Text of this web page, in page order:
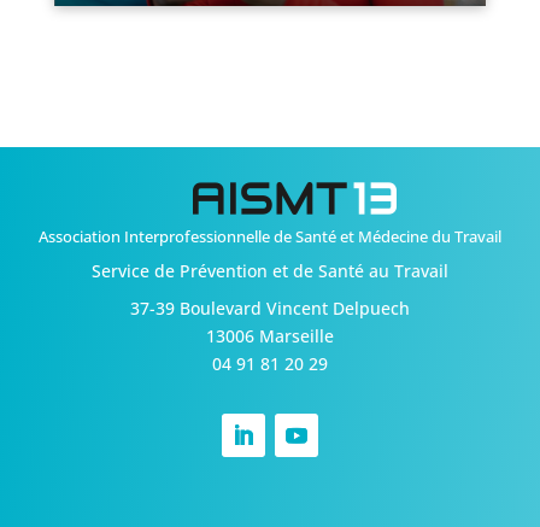
Association Interprofessionnelle de Santé et Médecine du Travail
Service de Prévention et de Santé au Travail
37-39 Boulevard Vincent Delpuech
13006 Marseille
04 91 81 20 29